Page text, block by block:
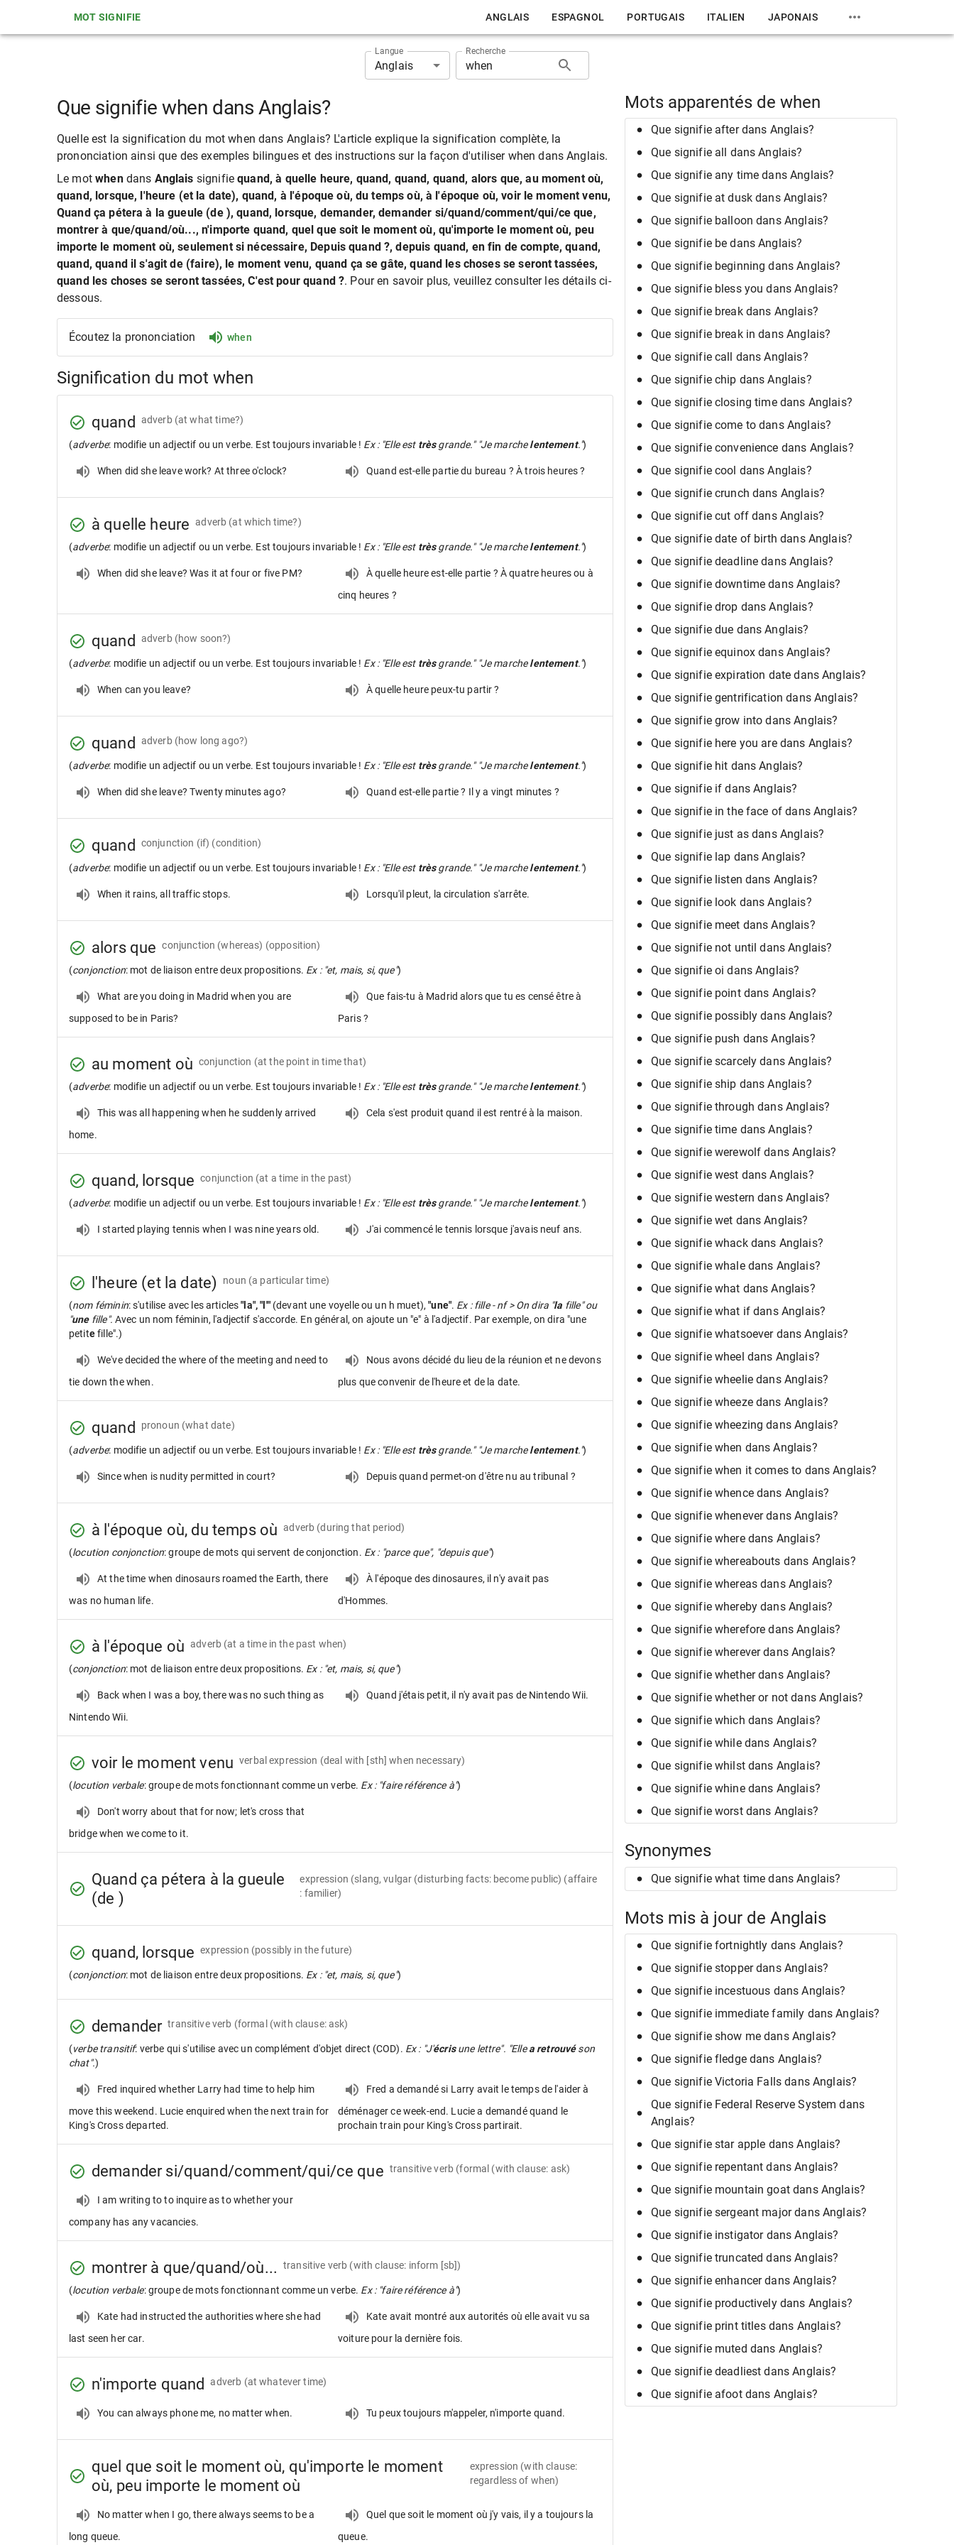
MOT SIGNIFIE ANGLAIS ESPAGNOL PORTUGAIS ITALIEN JAPONAIS
Langue
Anglais
Recherche
Que signifie when dans Anglais?
Quelle est la signification du mot when dans Anglais? L'article explique la signification complète, la
prononciation ainsi que des exemples bilingues et des instructions sur la façon d'utiliser when dans Anglais.
Le motwhendans Anglais signifiequand, à quelle heure, quand, quand, quand, alors que, au moment où,
quand, lorsque, l'heure (et la date), quand, à l'époque où, du temps où, à l'époque où, voir le moment venu,
Quand ça pétera à la gueule (de ), quand, lorsque, demander, demander si/quand/comment/qui/ce que,
montrer à que/quand/où..., n'importe quand, quel que soit le moment où, qu'importe le moment où, peu
importe le moment où, seulement si nécessaire, Depuis quand ?, depuis quand, en fin de compte, quand,
quand, quand il s'agit de (faire), le moment venu, quand ça se gâte, quand les choses se seront tassées,
quand les choses se seront tassées, C'est pour quand ?. Pour en savoir plus, veuillez consulter les détails ci-
dessous.
Écoutez la prononciation when
Signification du mot when
quand adverb (at what time?)
(adverbe: modifie un adjectif ou un verbe. Est toujours invariable ! Ex : "Elle est trèsgrande." "Je marchelentement.")
When did she leave work? At three o'clock? Quand est-elle partie du bureau ? À trois heures ?
à quelle heure adverb (at which time?)
(adverbe: modifie un adjectif ou un verbe. Est toujours invariable ! Ex : "Elle est trèsgrande." "Je marchelentement.")
When did she leave? Was it at four or five PM?
À quelle heure est-elle partie ? À quatre heures ou à
cinq heures ?
quand adverb (how soon?)
(adverbe: modifie un adjectif ou un verbe. Est toujours invariable ! Ex : "Elle est trèsgrande." "Je marchelentement.")
When can you leave? À quelle heure peux-tu partir ?
quand adverb (how long ago?)
(adverbe: modifie un adjectif ou un verbe. Est toujours invariable ! Ex : "Elle est trèsgrande." "Je marchelentement.")
When did she leave? Twenty minutes ago? Quand est-elle partie ? Il y a vingt minutes ?
quand conjunction (if) (condition)
(adverbe: modifie un adjectif ou un verbe. Est toujours invariable ! Ex : "Elle est trèsgrande." "Je marchelentement.")
When it rains, all traffic stops. Lorsqu'il pleut, la circulation s'arrête.
alors que conjunction (whereas) (opposition)
(conjonction: mot de liaison entre deux propositions. Ex : "et, mais, si, que")
What are you doing in Madrid when you are
supposed to be in Paris?
Que fais-tu à Madrid alors que tu es censé être à
Paris ?
au moment où conjunction (at the point in time that)
(adverbe: modifie un adjectif ou un verbe. Est toujours invariable ! Ex : "Elle est trèsgrande." "Je marchelentement.")
This was all happening when he suddenly arrived
home.
Cela s'est produit quand il est rentré à la maison.
quand, lorsque conjunction (at a time in the past)
(adverbe: modifie un adjectif ou un verbe. Est toujours invariable ! Ex : "Elle est trèsgrande." "Je marchelentement.")
I started playing tennis when I was nine years old. J'ai commencé le tennis lorsque j'avais neuf ans.
l'heure (et la date) noun (a particular time)
(nom féminin: s'utilise avec les articles"la", "l'" (devant une voyelle ou un h muet),"une". Ex : fille - nf > On dira "la fille" ou
"unefille". Avec un nom féminin, l'adjectif s'accorde. En général, on ajoute un "e" à l'adjectif. Par exemple, on dira "une
petitefille".)
We've decided the where of the meeting and need to
tie down the when.
Nous avons décidé du lieu de la réunion et ne devons
plus que convenir de l'heure et de la date.
quand pronoun (what date)
(adverbe: modifie un adjectif ou un verbe. Est toujours invariable ! Ex : "Elle est trèsgrande." "Je marchelentement.")
Since when is nudity permitted in court? Depuis quand permet-on d'être nu au tribunal ?
à l'époque où, du temps où adverb (during that period)
(locution conjonction: groupe de mots qui servent de conjonction. Ex : "parce que", "depuis que")
At the time when dinosaurs roamed the Earth, there
was no human life.
À l'époque des dinosaures, il n'y avait pas
d'Hommes.
à l'époque où adverb (at a time in the past when)
(conjonction: mot de liaison entre deux propositions. Ex : "et, mais, si, que")
Back when I was a boy, there was no such thing as
Nintendo Wii.
Quand j'étais petit, il n'y avait pas de Nintendo Wii.
voir le moment venu verbal expression (deal with [sth] when necessary)
(locution verbale: groupe de mots fonctionnant comme un verbe. Ex : "faire référence à")
Don't worry about that for now; let's cross that
bridge when we come to it.
Quand ça pétera à la gueule
(de )
expression (slang, vulgar (disturbing facts: become public) (affaire
: familier)
quand, lorsque expression (possibly in the future)
(conjonction: mot de liaison entre deux propositions. Ex : "et, mais, si, que")
demander transitive verb (formal (with clause: ask)
(verbe transitif: verbe qui s'utilise avec un complément d'objet direct (COD). Ex : "J'écrisune lettre". "Ellea retrouvéson
chat".)
Fred inquired whether Larry had time to help him
move this weekend. Lucie enquired when the next train for
King's Cross departed.
Fred a demandé si Larry avait le temps de l'aider à
déménager ce week-end. Lucie a demandé quand le
prochain train pour King's Cross partirait.
demander si/quand/comment/qui/ce que transitive verb (formal (with clause: ask)
I am writing to to inquire as to whether your
company has any vacancies.
montrer à que/quand/où... transitive verb (with clause: inform [sb])
(locution verbale: groupe de mots fonctionnant comme un verbe. Ex : "faire référence à")
Kate had instructed the authorities where she had
last seen her car.
Kate avait montré aux autorités où elle avait vu sa
voiture pour la dernière fois.
n'importe quand adverb (at whatever time)
You can always phone me, no matter when. Tu peux toujours m'appeler, n'importe quand.
quel que soit le moment où, qu'importe le moment
où, peu importe le moment où
expression (with clause:
regardless of when)
No matter when I go, there always seems to be a
long queue.
Quel que soit le moment où j'y vais, il y a toujours la
queue.
Mots apparentés de when
Que signifie after dans Anglais?
Que signifie all dans Anglais?
Que signifie any time dans Anglais?
Que signifie at dusk dans Anglais?
Que signifie balloon dans Anglais?
Que signifie be dans Anglais?
Que signifie beginning dans Anglais?
Que signifie bless you dans Anglais?
Que signifie break dans Anglais?
Que signifie break in dans Anglais?
Que signifie call dans Anglais?
Que signifie chip dans Anglais?
Que signifie closing time dans Anglais?
Que signifie come to dans Anglais?
Que signifie convenience dans Anglais?
Que signifie cool dans Anglais?
Que signifie crunch dans Anglais?
Que signifie cut off dans Anglais?
Que signifie date of birth dans Anglais?
Que signifie deadline dans Anglais?
Que signifie downtime dans Anglais?
Que signifie drop dans Anglais?
Que signifie due dans Anglais?
Que signifie equinox dans Anglais?
Que signifie expiration date dans Anglais?
Que signifie gentrification dans Anglais?
Que signifie grow into dans Anglais?
Que signifie here you are dans Anglais?
Que signifie hit dans Anglais?
Que signifie if dans Anglais?
Que signifie in the face of dans Anglais?
Que signifie just as dans Anglais?
Que signifie lap dans Anglais?
Que signifie listen dans Anglais?
Que signifie look dans Anglais?
Que signifie meet dans Anglais?
Que signifie not until dans Anglais?
Que signifie oi dans Anglais?
Que signifie point dans Anglais?
Que signifie possibly dans Anglais?
Que signifie push dans Anglais?
Que signifie scarcely dans Anglais?
Que signifie ship dans Anglais?
Que signifie through dans Anglais?
Que signifie time dans Anglais?
Que signifie werewolf dans Anglais?
Que signifie west dans Anglais?
Que signifie western dans Anglais?
Que signifie wet dans Anglais?
Que signifie whack dans Anglais?
Que signifie whale dans Anglais?
Que signifie what dans Anglais?
Que signifie what if dans Anglais?
Que signifie whatsoever dans Anglais?
Que signifie wheel dans Anglais?
Que signifie wheelie dans Anglais?
Que signifie wheeze dans Anglais?
Que signifie wheezing dans Anglais?
Que signifie when dans Anglais?
Que signifie when it comes to dans Anglais?
Que signifie whence dans Anglais?
Que signifie whenever dans Anglais?
Que signifie where dans Anglais?
Que signifie whereabouts dans Anglais?
Que signifie whereas dans Anglais?
Que signifie whereby dans Anglais?
Que signifie wherefore dans Anglais?
Que signifie wherever dans Anglais?
Que signifie whether dans Anglais?
Que signifie whether or not dans Anglais?
Que signifie which dans Anglais?
Que signifie while dans Anglais?
Que signifie whilst dans Anglais?
Que signifie whine dans Anglais?
Que signifie worst dans Anglais?
Synonymes
Que signifie what time dans Anglais?
Mots mis à jour de Anglais
Que signifie fortnightly dans Anglais?
Que signifie stopper dans Anglais?
Que signifie incestuous dans Anglais?
Que signifie immediate family dans Anglais?
Que signifie show me dans Anglais?
Que signifie fledge dans Anglais?
Que signifie Victoria Falls dans Anglais?
Que signifie Federal Reserve System dans
Anglais?
Que signifie star apple dans Anglais?
Que signifie repentant dans Anglais?
Que signifie mountain goat dans Anglais?
Que signifie sergeant major dans Anglais?
Que signifie instigator dans Anglais?
Que signifie truncated dans Anglais?
Que signifie enhancer dans Anglais?
Que signifie productively dans Anglais?
Que signifie print titles dans Anglais?
Que signifie muted dans Anglais?
Que signifie deadliest dans Anglais?
Que signifie afoot dans Anglais?